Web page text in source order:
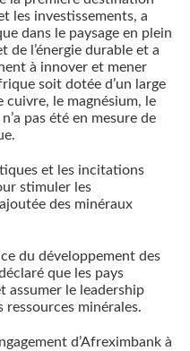
les investissements, a
dans le paysage en plein
de l’énergie durable et a
à innover et mener
soit dotée d’un large
cuivre, le magnésium, le
pas été en mesure de
et les incitations
stimuler les
des minéraux
du développement des
que les pays
assumer le leadership
ressources minérales.
d’Afreximbank à